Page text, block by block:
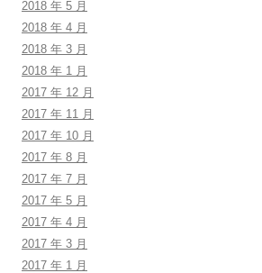
2018 年 5 月
2018 年 4 月
2018 年 3 月
2018 年 1 月
2017 年 12 月
2017 年 11 月
2017 年 10 月
2017 年 8 月
2017 年 7 月
2017 年 5 月
2017 年 4 月
2017 年 3 月
2017 年 1 月